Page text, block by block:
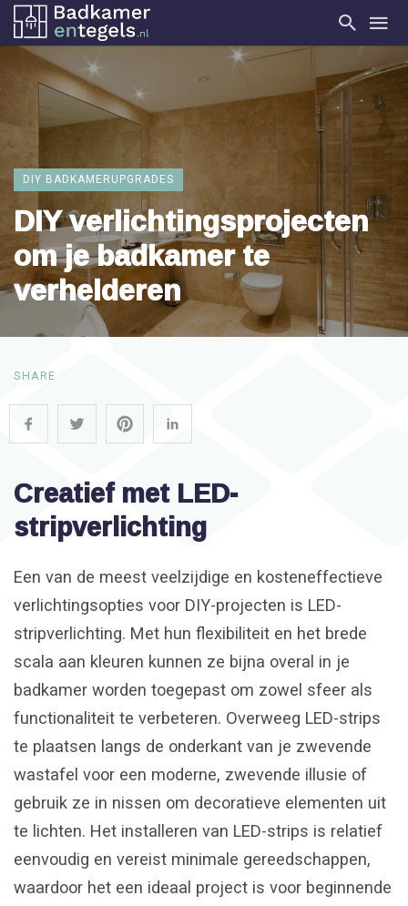
DIY BADKAMERUPGRADES
DIY verlichtingsprojecten
om je badkamer te
verhelderen
SHARE
Creatief met LED-
stripverlichting
Een van de meest veelzijdige en kosteneffectieve
verlichtingsopties voor DIY-projecten is LED-
stripverlichting. Met hun flexibiliteit en het brede
scala aan kleuren kunnen ze bijna overal in je
badkamer worden toegepast om zowel sfeer als
functionaliteit te verbeteren. Overweeg LED-strips
te plaatsen langs de onderkant van je zwevende
wastafel voor een moderne, zwevende illusie of
gebruik ze in nissen om decoratieve elementen uit
te lichten. Het installeren van LED-strips is relatief
eenvoudig en vereist minimale gereedschappen,
waardoor het een ideaal project is voor beginnende